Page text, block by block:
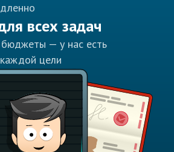
всех задач
— у нас есть
цели